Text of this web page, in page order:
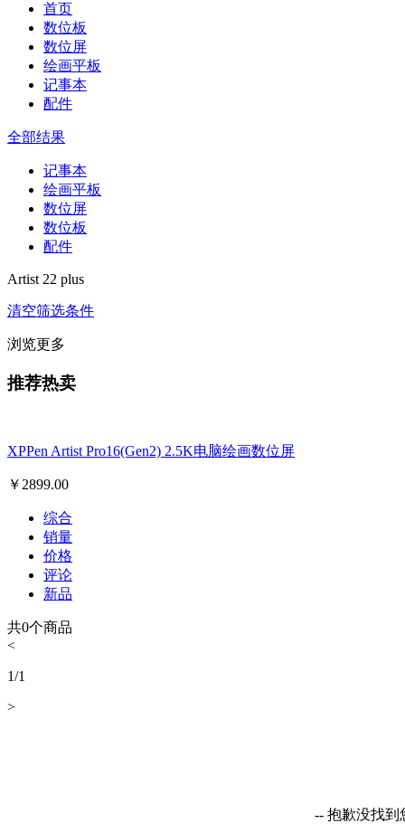
首页
数位板
数位屏
绘画平板
记事本
配件
全部结果
记事本
绘画平板
数位屏
数位板
配件
Artist 22 plus
清空筛选条件
浏览更多
推荐热卖
XPPen Artist Pro16(Gen2) 2.5K电脑绘画数位屏
￥2899.00
综合
销量
价格
评论
新品
共0个商品
<
1/1
>
-- 抱歉没找到